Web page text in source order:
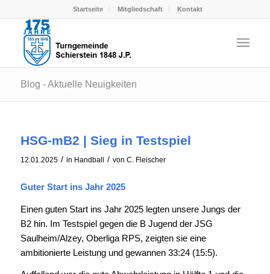
Startseite Mitgliedschaft Kontakt
Blog - Aktuelle Neuigkeiten
HSG-mB2 | Sieg in Testspiel
12.01.2025 / in Handball / von C. Fleischer
Guter Start ins Jahr 2025
Einen guten Start ins Jahr 2025 legten unsere Jungs der
B2 hin. Im Testspiel gegen die B Jugend der JSG
Saulheim/Alzey, Oberliga RPS, zeigten sie eine
ambitionierte Leistung und gewannen 33:24 (15:5).